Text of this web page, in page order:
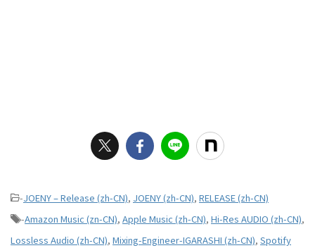
-JOENY – Release (zh-CN), JOENY (zh-CN), RELEASE (zh-CN)
-Amazon Music (zn-CN), Apple Music (zh-CN), Hi-Res AUDIO (zh-CN),
Lossless Audio (zh-CN), Mixing-Engineer-IGARASHI (zh-CN), Spotify